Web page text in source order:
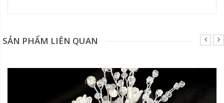
SẢN PHẨM LIÊN QUAN